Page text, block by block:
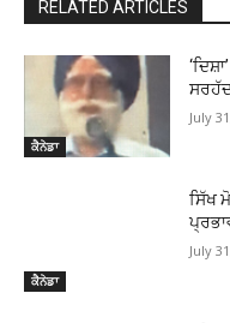
RELATED ARTICLES
ਕੈਨੇਡਾ
July
ਕੈਨੇਡਾ
ਸਿੱਖ
July